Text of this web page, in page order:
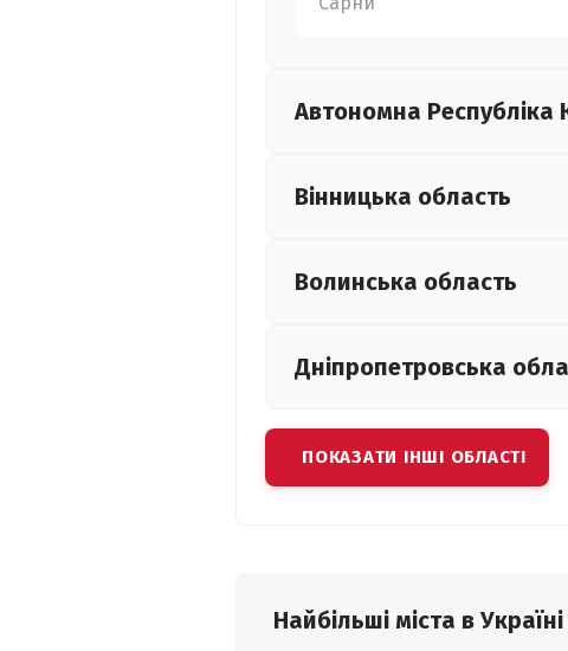
Автономна Республіка
Вінницька область
Волинська область
Дніпропетровська
ПОКАЗАТИ ІНШІ ОБЛАСТІ
Найбільші міста в Україні